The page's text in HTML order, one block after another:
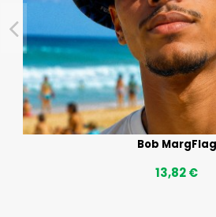
Bob MargFlag
13,82 €